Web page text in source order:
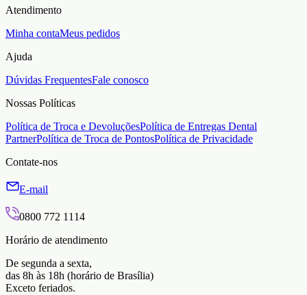
Atendimento
Minha contaMeus pedidos
Ajuda
Dúvidas FrequentesFale conosco
Nossas Políticas
Política de Troca e DevoluçõesPolítica de Entregas Dental
PartnerPolítica de Troca de PontosPolítica de Privacidade
Contate-nos
E-mail
0800 772 1114
Horário de atendimento
De segunda a sexta,
das 8h às 18h (horário de Brasília)
Exceto feriados.